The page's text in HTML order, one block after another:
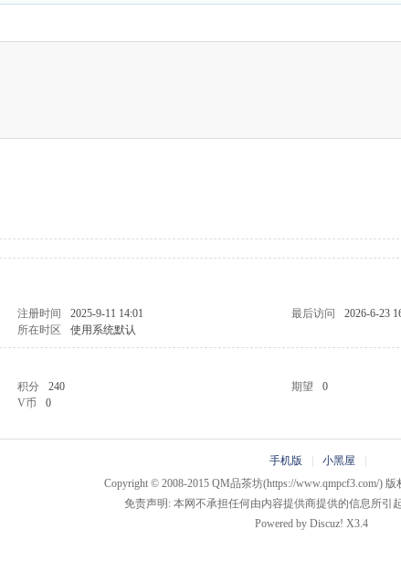
注册时间 2025-9-11 14:01 最后访问 2026-6-23
所在时区 使用系统默认
积分 240 期望 0
V币 0
手机版 小黑屋
Copyright © 2008-2015 QM品茶坊(https://www.qmpcf3.com/)
免责声明: 本网不承担任何由内容提供商提供的信息所引
Powered byDiscuz! X3.4